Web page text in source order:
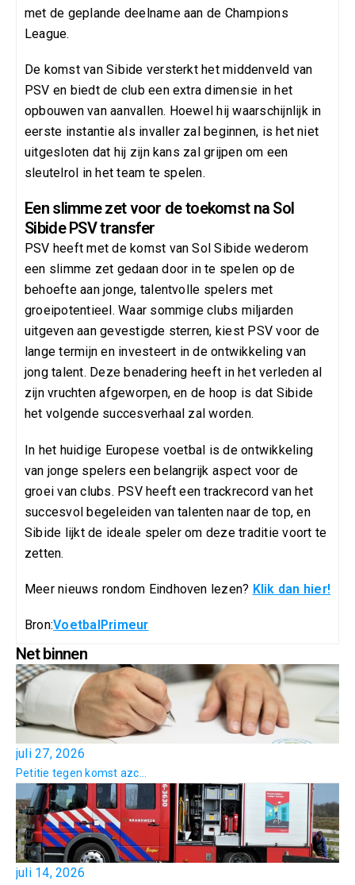
met de geplande deelname aan de Champions
League.
De komst van Sibide versterkt het middenveld van
PSV en biedt de club een extra dimensie in het
opbouwen van aanvallen. Hoewel hij waarschijnlijk in
eerste instantie als invaller zal beginnen, is het niet
uitgesloten dat hij zijn kans zal grijpen om een
sleutelrol in het team te spelen.
Een slimme zet voor de toekomst na Sol
Sibide PSV transfer
PSV heeft met de komst van Sol Sibide wederom
een slimme zet gedaan door in te spelen op de
behoefte aan jonge, talentvolle spelers met
groeipotentieel. Waar sommige clubs miljarden
uitgeven aan gevestigde sterren, kiest PSV voor de
lange termijn en investeert in de ontwikkeling van
jong talent. Deze benadering heeft in het verleden al
zijn vruchten afgeworpen, en de hoop is dat Sibide
het volgende succesverhaal zal worden.
In het huidige Europese voetbal is de ontwikkeling
van jonge spelers een belangrijk aspect voor de
groei van clubs. PSV heeft een trackrecord van het
succesvol begeleiden van talenten naar de top, en
Sibide lijkt de ideale speler om deze traditie voort te
zetten.
Meer nieuws rondom Eindhoven lezen? Klik dan hier!
Bron:VoetbalPrimeur
Net binnen
juli 27, 2026
Petitie tegen komst azc...
juli 14, 2026